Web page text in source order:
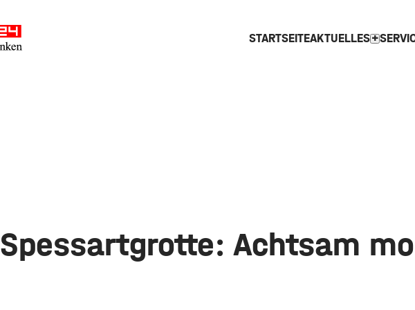
STARTSEITEAKTUELLESexpand_more
Spessartgrotte: Achtsam